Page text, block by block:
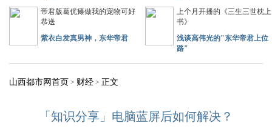
帝君版葛优瘫做我的宠物可好
恭送
紫衣白发真男神，东华帝君
上个月开播的《三生三世枕上
书》
浅谈高伟光的"东华帝君上位
路"
山西都市网首页 > 财经 > 正文
「知识分享」电脑蓝屏后如何解决？